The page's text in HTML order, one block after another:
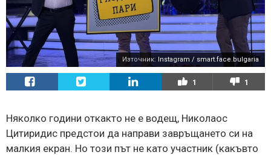
Източник: Instagram / smart.face.bulgaria
1 1
Няколко години откакто не е водещ, Николаос
Цитиридис предстои да направи завръщането си на
малкия екран. Но този път не като участник (какъвто